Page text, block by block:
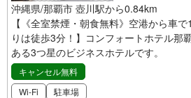
沖縄県/那覇市 壺川駅から0.84km
【《全室禁煙・朝食無料》空港から車
りは徒歩3分！】コンフォートホテル那
ある3つ星のビジネスホテルです。
キャンセル無料
Wi-Fi
駐車場